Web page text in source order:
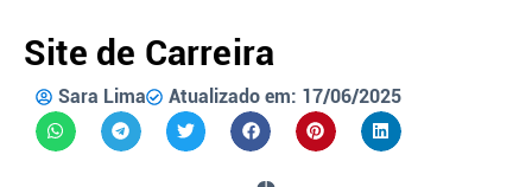
Site de Carreira
Sara Lima Atualizado em: 17/06/2025